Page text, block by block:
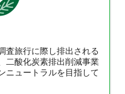
査旅行に際し排出される
二酸化炭素排出削減事業
ニュートラルを目指して